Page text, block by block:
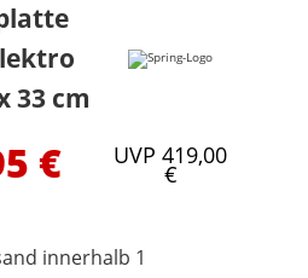
Theresienthal
33 cm
€ UVP 419,00
€
innerhalb 1